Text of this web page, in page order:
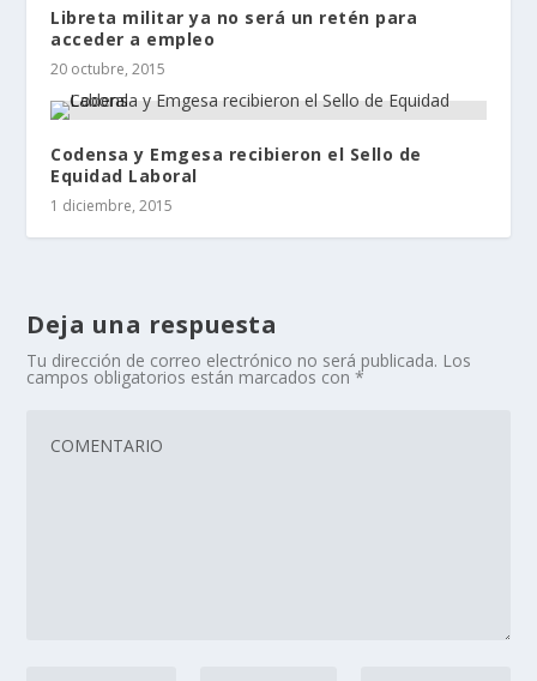
Libreta militar ya no será un retén para
acceder a empleo
20 octubre, 2015
Codensa y Emgesa recibieron el Sello de
Equidad Laboral
1 diciembre, 2015
Deja una respuesta
Tu dirección de correo electrónico no será publicada. Los
campos obligatorios están marcados con*